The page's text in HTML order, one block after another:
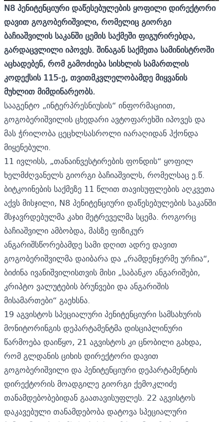
N8 პენიტენციური დაწესებულების ყოფილი დირექტორი
დავით გოგობერიშვილი, რომელიც გიორგი
ბაჩიაშვილის საკანში ცემის საქმეში ფიგურირებდა,
გარდაცვლილი იპოვეს. შინაგან საქმეთა სამინისტროში
აცხადებენ, რომ გამოძიება სისხლის სამართლის
კოდექსის 115-ე, თვითმკვლელობამდე მიყვანის
მუხლით მიმდინარეობს.
სააგენტო „ინტერპრესნიუსის“ ინფორმაციით,
გოგობერიშვილის ცხედარი ავტოფარეხში იპოვეს და
მას ჭრილობა ცეცხლსასროლი იარაღიდან ჰქონდა
მიყენებული.
11 ივლისს, „თანაინვესტირების ფონდის“ ყოფილ
ხელმძღვანელს გიორგი ბაჩიაშვილს, რომელსაც ე.წ.
ბიტკოინების საქმეზე 11 წლით თავისუფლების აღკვეთა
აქვს მისჯილი, N8 პენიტენციური დაწესებულების საკანში
მსჯავრდებულმაკახი მეტრეველმა სცემა. როგორც
ბაჩიაშვილი ამბობდა, მასზე ფიზიკურ
ანგარიშსწორებამდე სამი დღით ადრე დავით
გოგობერიშვილმა დაიბარა და „რამდენჯერმე ურჩია“,
ბიძინა ივანიშვილისთვის მისი „საბანკო ანგარიშები,
კრიპტო ვალუტების ბრუნვები და ანგარიშის
მისამართები“ გაეხსნა.
19 აგვისტოს სპეციალური პენიტენციური სამსახურის
მონიტორინგის დეპარტამენტმა დისციპლინური
წარმოება დაიწყო, 21 აგვისტოს კი ცნობილი გახდა,
რომ გლდანის ციხის დირექტორი დავით
გოგობერიშვილი და პენიტენციური დეპარტამენტის
დირექტორის მოადგილე გიორგი ქემოკლიძე
თანამდებობებიდან გაათავისუფლეს. 22 აგვისტოს
დაკავებული თანამდებობა დატოვა სპეციალური